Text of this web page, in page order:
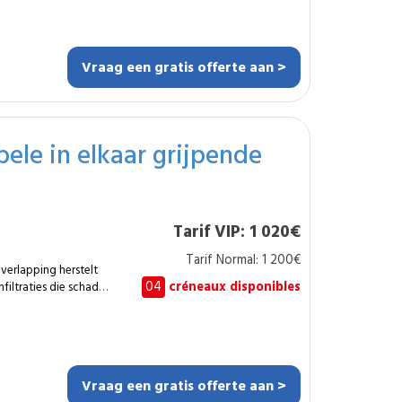
Installatie
leidingen
interventie op
een duurzame en
te
of een lek.
Vraag een gratis offerte aan >
in elkaar grijpende
herstelt
die schade
die passen
Tarif VIP: 1 020€
Tarif Normal: 1 200€
04 créneaux disponibles
Vraag een gratis offerte aan >